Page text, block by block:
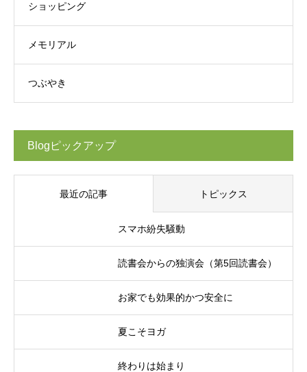
ショッピング
メモリアル
つぶやき
Blogピックアップ
最近の記事 トピックス
スマホ紛失騒動
読書会からの独演会（第5回読書会）
お家でも効果的かつ安全に
夏こそヨガ
終わりは始まり